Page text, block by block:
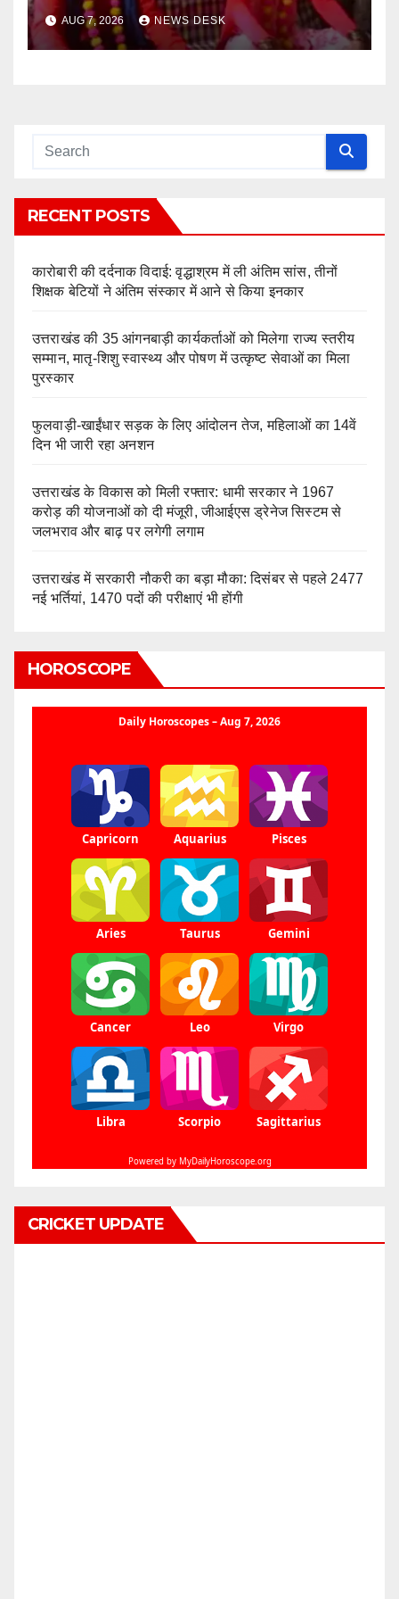
अनशन
AUG 7, 2026 NEWS DESK
RECENT POSTS
कारोबारी की दर्दनाक विदाई: वृद्धाश्रम में ली अंतिम सांस, तीनों
शिक्षक बेटियों ने अंतिम संस्कार में आने से किया इनकार
उत्तराखंड की 35 आंगनबाड़ी कार्यकर्ताओं को मिलेगा राज्य स्तरीय
सम्मान, मातृ-शिशु स्वास्थ्य और पोषण में उत्कृष्ट सेवाओं का मिला
पुरस्कार
फुलवाड़ी-खाईंधार सड़क के लिए आंदोलन तेज, महिलाओं का 14वें
दिन भी जारी रहा अनशन
उत्तराखंड के विकास को मिली रफ्तार: धामी सरकार ने 1967
करोड़ की योजनाओं को दी मंजूरी, जीआईएस ड्रेनेज सिस्टम से
जलभराव और बाढ़ पर लगेगी लगाम
उत्तराखंड में सरकारी नौकरी का बड़ा मौका: दिसंबर से पहले 2477
नई भर्तियां, 1470 पदों की परीक्षाएं भी होंगी
HOROSCOPE
CRICKET UPDATE